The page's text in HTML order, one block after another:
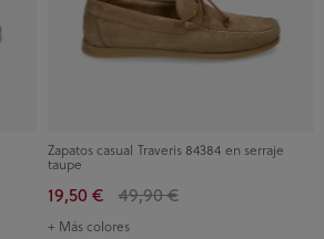
Zapatos casual Traveris 84384 en serraje
taupe
19,50 € 49,90 €
+ Más colores